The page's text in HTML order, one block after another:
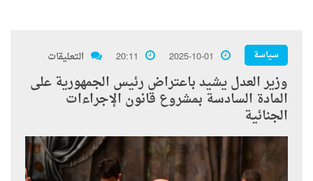
سياسة 2025-10-01
20:11 التعليقات
وزير العدل يشيد باعتراض رئيس الجمهورية على
المادة السادسة بمشروع قانون الإجراءات
الجنائية